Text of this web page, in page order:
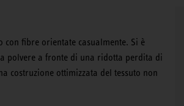
con fibre orientate casualmente. Si è
polvere a fronte di una ridotta perdita di
costruzione ottimizzata del tessuto non